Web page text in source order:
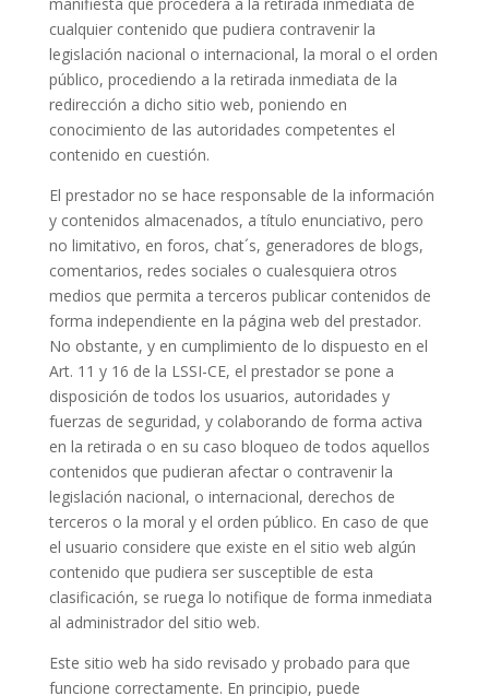
cualquier contenido que pudiera contravenir la
legislación nacional o internacional, la moral o el orden
público, procediendo a la retirada inmediata de la
redirección a dicho sitio web, poniendo en
conocimiento de las autoridades competentes el
contenido en cuestión.
El prestador no se hace responsable de la información
y contenidos almacenados, a título enunciativo, pero
no limitativo, en foros, chat´s, generadores de blogs,
comentarios, redes sociales o cualesquiera otros
medios que permita a terceros publicar contenidos de
forma independiente en la página web del prestador.
No obstante, y en cumplimiento de lo dispuesto en el
Art. 11 y 16 de la LSSI-CE, el prestador se pone a
disposición de todos los usuarios, autoridades y
fuerzas de seguridad, y colaborando de forma activa
en la retirada o en su caso bloqueo de todos aquellos
contenidos que pudieran afectar o contravenir la
legislación nacional, o internacional, derechos de
terceros o la moral y el orden público. En caso de que
el usuario considere que existe en el sitio web algún
contenido que pudiera ser susceptible de esta
clasificación, se ruega lo notifique de forma inmediata
al administrador del sitio web.
Este sitio web ha sido revisado y probado para que
funcione correctamente. En principio, puede